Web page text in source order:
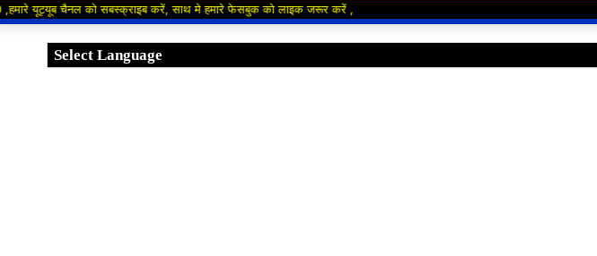
को सबस्क्राइब करें, साथ मे हमारे फेसबुक को लाइक जरूर करें ,